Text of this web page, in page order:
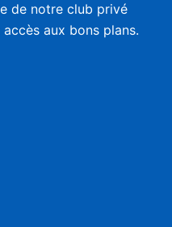
de notre club privé
aux bons plans.